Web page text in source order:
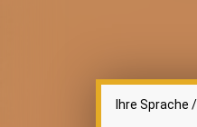
Ihre Sprache